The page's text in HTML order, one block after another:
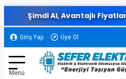
Şimdi Al, Avantajlı
Giriş Yap Üye Ol